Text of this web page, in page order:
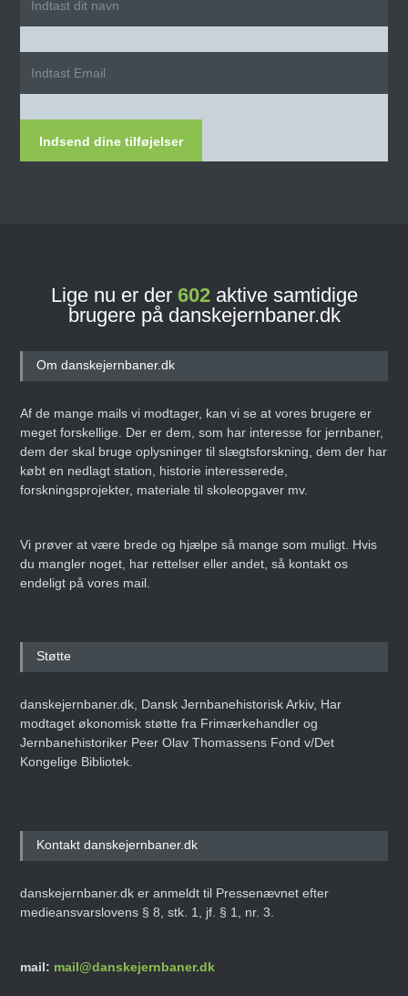
Indsend dine tilføjelser
Lige nu er der 602aktive samtidige
brugere på danskejernbaner.dk
Om danskejernbaner.dk
Af de mange mails vi modtager, kan vi se at vores brugere er
meget forskellige. Der er dem, som har interesse for jernbaner,
dem der skal bruge oplysninger til slægtsforskning, dem der har
købt en nedlagt station, historie interesserede,
forskningsprojekter, materiale til skoleopgaver mv.
Vi prøver at være brede og hjælpe så mange som muligt. Hvis
du mangler noget, har rettelser eller andet, så kontakt os
endeligt på vores mail.
Støtte
danskejernbaner.dk, Dansk Jernbanehistorisk Arkiv, Har
modtaget økonomisk støtte fra Frimærkehandler og
Jernbanehistoriker Peer Olav Thomassens Fond v/Det
Kongelige Bibliotek.
Kontakt danskejernbaner.dk
danskejernbaner.dk er anmeldt til Pressenævnet efter
medieansvarslovens § 8, stk. 1, jf. § 1, nr. 3.
mail: mail@danskejernbaner.dk